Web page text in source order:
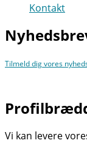
Kontakt
Tilmeld dig vores
Vi kan levere